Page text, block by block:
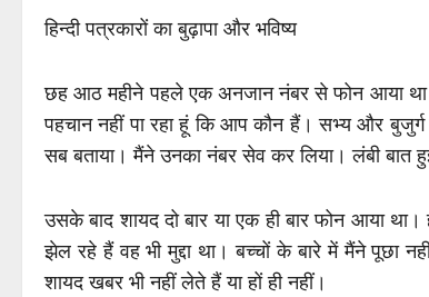
हिन्दी पत्रकारों का बुढ़ापा और भविष्य
छह आठ महीने पहले एक अनजान नंबर से फोन आया
पहचान नहीं पा रहा हूं कि आप कौन हैं। सभ्य और
सब बताया। मैंने उनका नंबर सेव कर लिया। लंबी बात
उसके बाद शायद दो बार या एक ही बार फोन आया था।
झेल रहे हैं वह भी मुद्दा था। बच्चों के बारे में मैंने पूछा
शायद खबर भी नहीं लेते हैं या हों ही नहीं।